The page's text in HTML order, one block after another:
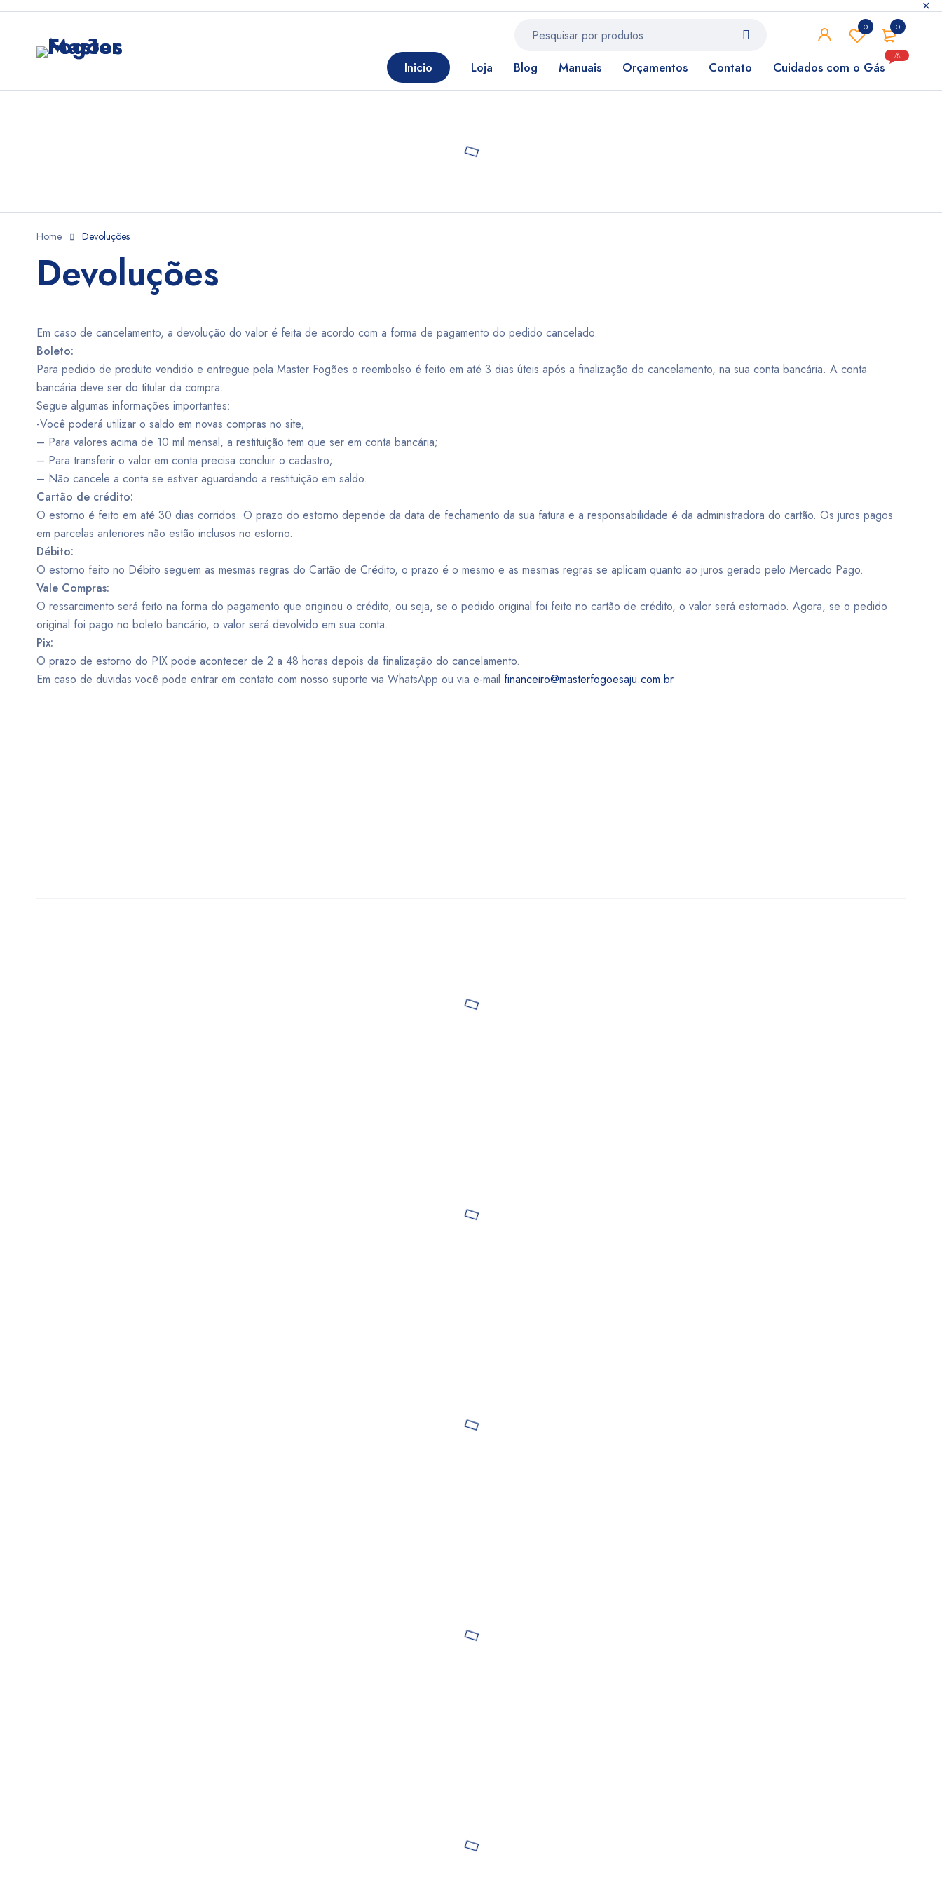
0
0
Inicio Loja Blog Manuais Orçamentos Contato Cuidados com o Gás
⚠️
Home Devoluções
Devoluções
Em caso de cancelamento, a devolução do valor é feita de acordo com a forma de pagamento do pedido cancelado.
Boleto:
Para pedido de produto vendido e entregue pela Master Fogões o reembolso é feito em até 3 dias úteis após a finalização do cancelamento, na sua conta bancária. A conta
bancária deve ser do titular da compra.
Segue algumas informações importantes:
-Você poderá utilizar o saldo em novas compras no site;
– Para valores acima de 10 mil mensal, a restituição tem que ser em conta bancária;
– Para transferir o valor em conta precisa concluir o cadastro;
– Não cancele a conta se estiver aguardando a restituição em saldo.
Cartão de crédito:
O estorno é feito em até 30 dias corridos. O prazo do estorno depende da data de fechamento da sua fatura e a responsabilidade é da administradora do cartão. Os juros pagos
em parcelas anteriores não estão inclusos no estorno.
Débito:
O estorno feito no Débito seguem as mesmas regras do Cartão de Crédito, o prazo é o mesmo e as mesmas regras se aplicam quanto ao juros gerado pelo Mercado Pago.
Vale Compras:
O ressarcimento será feito na forma do pagamento que originou o crédito, ou seja, se o pedido original foi feito no cartão de crédito, o valor será estornado. Agora, se o pedido
original foi pago no boleto bancário, o valor será devolvido em sua conta.
Pix:
O prazo de estorno do PIX pode acontecer de 2 a 48 horas depois da finalização do cancelamento.
Em caso de duvidas você pode entrar em contato com nosso suporte via WhatsApp ou via e-mail financeiro@masterfogoesaju.com.br